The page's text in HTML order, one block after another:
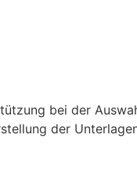
bei der
der